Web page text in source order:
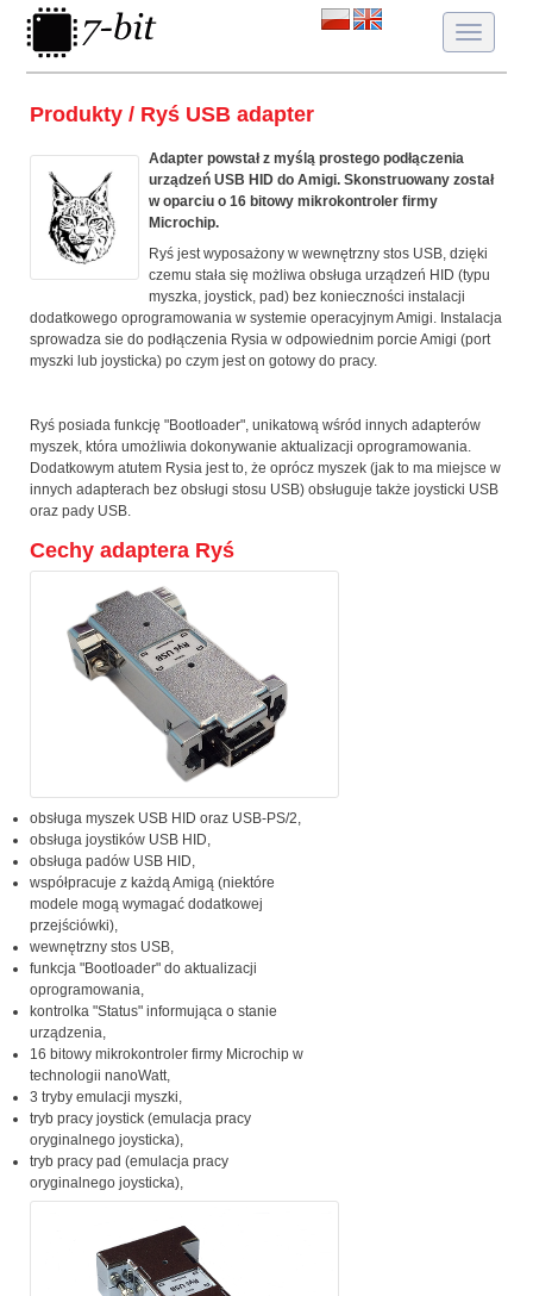
Toggle
Produkty / Ryś USB adapter
Adapter powstał z myślą prostego podłączenia
urządzeń USB HID do Amigi. Skonstruowany został
w oparciu o 16 bitowy mikrokontroler firmy
Microchip.
Ryś jest wyposażony w wewnętrzny stos USB, dzięki
czemu stała się możliwa obsługa urządzeń HID (typu
myszka, joystick, pad) bez konieczności instalacji
dodatkowego oprogramowania w systemie operacyjnym Amigi. Instalacja
sprowadza sie do podłączenia Rysia w odpowiednim porcie Amigi (port
myszki lub joysticka) po czym jest on gotowy do pracy.
Ryś posiada funkcję "Bootloader", unikatową wśród innych adapterów
myszek, która umożliwia dokonywanie aktualizacji oprogramowania.
Dodatkowym atutem Rysia jest to, że oprócz myszek (jak to ma miejsce w
innych adapterach bez obsługi stosu USB) obsługuje także joysticki USB
oraz pady USB.
Cechy adaptera Ryś
obsługa myszek USB HID oraz USB-PS/2,
obsługa joystików USB HID,
obsługa padów USB HID,
współpracuje z każdą Amigą (niektóre
modele mogą wymagać dodatkowej
przejściówki),
wewnętrzny stos USB,
funkcja "Bootloader" do aktualizacji
oprogramowania,
kontrolka "Status" informująca o stanie
urządzenia,
16 bitowy mikrokontroler firmy Microchip w
technologii nanoWatt,
3 tryby emulacji myszki,
tryb pracy joystick (emulacja pracy
oryginalnego joysticka),
tryb pracy pad (emulacja pracy
oryginalnego joysticka),